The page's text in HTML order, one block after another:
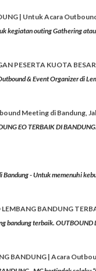
| Untuk Acara
kegiatan outing Gathering
PESERTA KUOTA BESAR
& Event Organizer di
Meeting di Bandung,
EO TERBAIK DI
Bandung - Untuk memenuhi
BANDUNG
bandung terbaik.
BANDUNG | Acara